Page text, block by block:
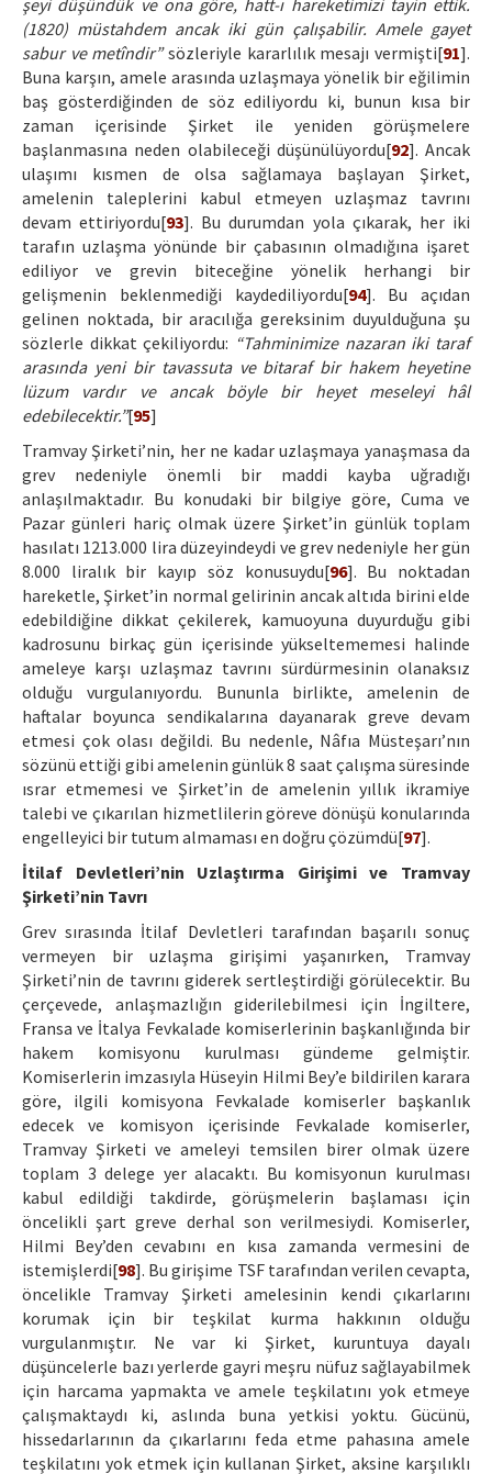
şeyi düşündük ve ona göre, hatt-ı hareketimizi tayin ettik.
(1820) müstahdem ancak iki gün çalışabilir. Amele gayet
sabur ve metîndir”sözleriyle kararlılık mesajı vermişti[91].
Buna karşın, amele arasında uzlaşmaya yönelik bir eğilimin
baş gösterdiğinden de söz ediliyordu ki, bunun kısa bir
zaman içerisinde Şirket ile yeniden görüşmelere
başlanmasına neden olabileceği düşünülüyordu[92]. Ancak
ulaşımı kısmen de olsa sağlamaya başlayan Şirket,
amelenin taleplerini kabul etmeyen uzlaşmaz tavrını
devam ettiriyordu[93]. Bu durumdan yola çıkarak, her iki
tarafın uzlaşma yönünde bir çabasının olmadığına işaret
ediliyor ve grevin biteceğine yönelik herhangi bir
gelişmenin beklenmediği kaydediliyordu[94]. Bu açıdan
gelinen noktada, bir aracılığa gereksinim duyulduğuna şu
sözlerle dikkat çekiliyordu: “Tahminimize nazaran iki taraf
arasında yeni bir tavassuta ve bitaraf bir hakem heyetine
lüzum vardır ve ancak böyle bir heyet meseleyi hâl
edebilecektir.”[95]
Tramvay Şirketi’nin, her ne kadar uzlaşmaya yanaşmasa da
grev nedeniyle önemli bir maddi kayba uğradığı
anlaşılmaktadır. Bu konudaki bir bilgiye göre, Cuma ve
Pazar günleri hariç olmak üzere Şirket’in günlük toplam
hasılatı 1213.000 lira düzeyindeydi ve grev nedeniyle her gün
8.000 liralık bir kayıp söz konusuydu[96]. Bu noktadan
hareketle, Şirket’in normal gelirinin ancak altıda birini elde
edebildiğine dikkat çekilerek, kamuoyuna duyurduğu gibi
kadrosunu birkaç gün içerisinde yükseltememesi halinde
ameleye karşı uzlaşmaz tavrını sürdürmesinin olanaksız
olduğu vurgulanıyordu. Bununla birlikte, amelenin de
haftalar boyunca sendikalarına dayanarak greve devam
etmesi çok olası değildi. Bu nedenle, Nâfıa Müsteşarı’nın
sözünü ettiği gibi amelenin günlük 8 saat çalışma süresinde
ısrar etmemesi ve Şirket’in de amelenin yıllık ikramiye
talebi ve çıkarılan hizmetlilerin göreve dönüşü konularında
engelleyici bir tutum almaması en doğru çözümdü[97].
İtilaf Devletleri’nin Uzlaştırma Girişimi ve Tramvay
Şirketi’nin Tavrı
Grev sırasında İtilaf Devletleri tarafından başarılı sonuç
vermeyen bir uzlaşma girişimi yaşanırken, Tramvay
Şirketi’nin de tavrını giderek sertleştirdiği görülecektir. Bu
çerçevede, anlaşmazlığın giderilebilmesi için İngiltere,
Fransa ve İtalya Fevkalade komiserlerinin başkanlığında bir
hakem komisyonu kurulması gündeme gelmiştir.
Komiserlerin imzasıyla Hüseyin Hilmi Bey’e bildirilen karara
göre, ilgili komisyona Fevkalade komiserler başkanlık
edecek ve komisyon içerisinde Fevkalade komiserler,
Tramvay Şirketi ve ameleyi temsilen birer olmak üzere
toplam 3 delege yer alacaktı. Bu komisyonun kurulması
kabul edildiği takdirde, görüşmelerin başlaması için
öncelikli şart greve derhal son verilmesiydi. Komiserler,
Hilmi Bey’den cevabını en kısa zamanda vermesini de
istemişlerdi[98]. Bu girişime TSF tarafından verilen cevapta,
öncelikle Tramvay Şirketi amelesinin kendi çıkarlarını
korumak için bir teşkilat kurma hakkının olduğu
vurgulanmıştır. Ne var ki Şirket, kuruntuya dayalı
düşüncelerle bazı yerlerde gayri meşru nüfuz sağlayabilmek
için harcama yapmakta ve amele teşkilatını yok etmeye
çalışmaktaydı ki, aslında buna yetkisi yoktu. Gücünü,
hissedarlarının da çıkarlarını feda etme pahasına amele
teşkilatını yok etmek için kullanan Şirket, aksine karşılıklı